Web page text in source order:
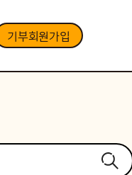
기부회원가입